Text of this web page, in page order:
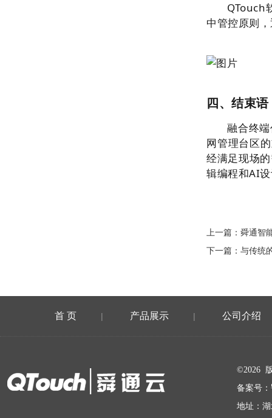
QTouch
中管控原则
四、结束语
融合终
网管理台区
经满足现场
辑编程和AI
上一篇： 舜通智
下一篇： 与传统
首 页 | 产品展示 | 公司介绍
©2026
备案号：
地址：